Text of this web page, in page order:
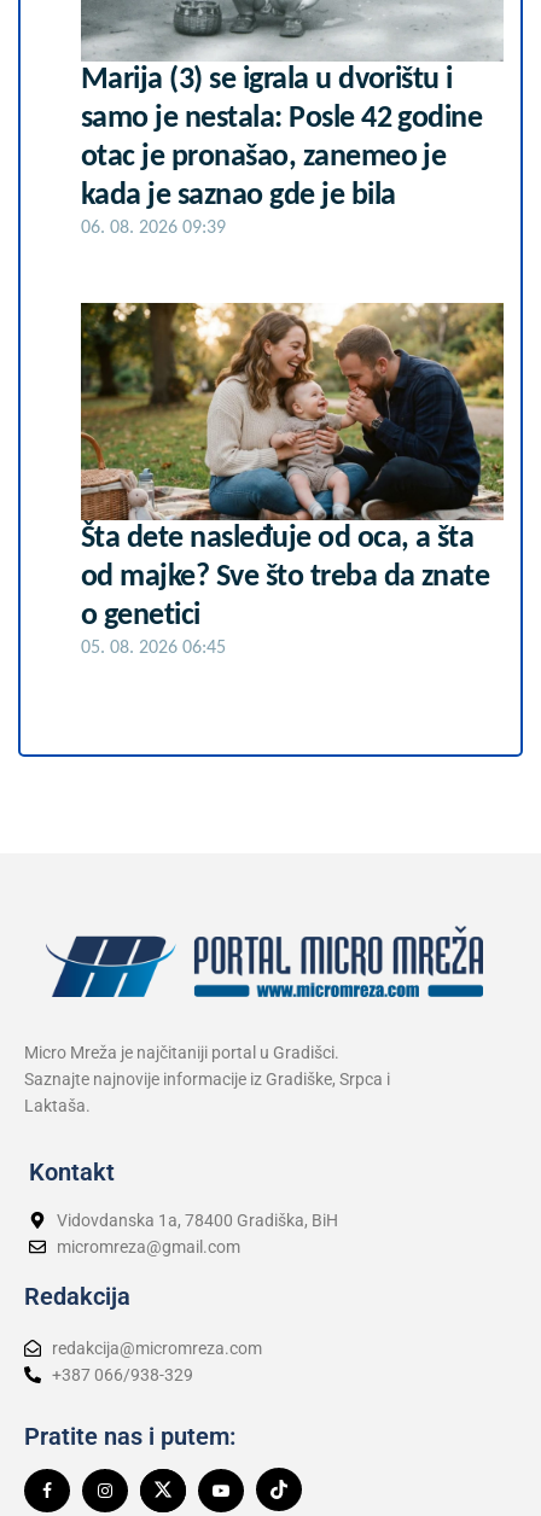
Marija (3) se igrala u dvorištu i
samo je nestala: Posle 42 godine
otac je pronašao, zanemeo je
kada je saznao gde je bila
06. 08. 2026 09:39
Šta dete nasleđuje od oca, a šta
od majke? Sve što treba da znate
o genetici
05. 08. 2026 06:45
Micro Mreža je najčitaniji portal u Gradišci.
Saznajte najnovije informacije iz Gradiške, Srpca i
Laktaša.
Kontakt
Vidovdanska 1a, 78400 Gradiška, BiH
micromreza@gmail.com
Redakcija
redakcija@micromreza.com
+387 066/938-329
Pratite nas i putem: